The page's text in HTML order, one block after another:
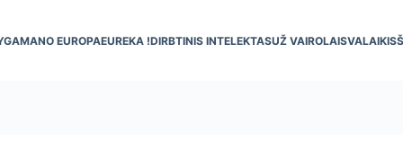
MANO EUROPAEUREKA !DIRBTINIS INTELEKTASUŽ VAIROLAISVALAIKIS